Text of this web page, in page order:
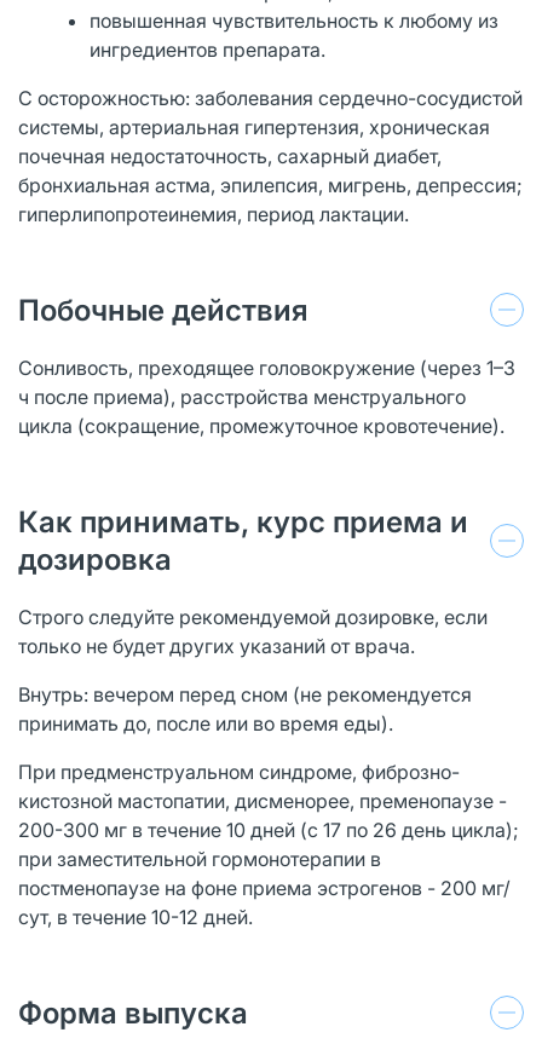
повышенная чувствительность к любому из
ингредиентов препарата.
С осторожностью: заболевания сердечно-сосудистой
системы, артериальная гипертензия, хроническая
почечная недостаточность, сахарный диабет,
бронхиальная астма, эпилепсия, мигрень, депрессия;
гиперлипопротеинемия, период лактации.
Побочные действия
Сонливость, преходящее головокружение (через 1–3
ч после приема), расстройства менструального
цикла (сокращение, промежуточное кровотечение).
Как принимать, курс приема и
дозировка
Строго следуйте рекомендуемой дозировке, если
только не будет других указаний от врача.
Внутрь: вечером перед сном (не рекомендуется
принимать до, после или во время еды).
При предменструальном синдроме, фиброзно-
кистозной мастопатии, дисменорее, пременопаузе -
200-300 мг в течение 10 дней (с 17 по 26 день цикла);
при заместительной гормонотерапии в
постменопаузе на фоне приема эстрогенов - 200 мг/
сут, в течение 10-12 дней.
Форма выпуска